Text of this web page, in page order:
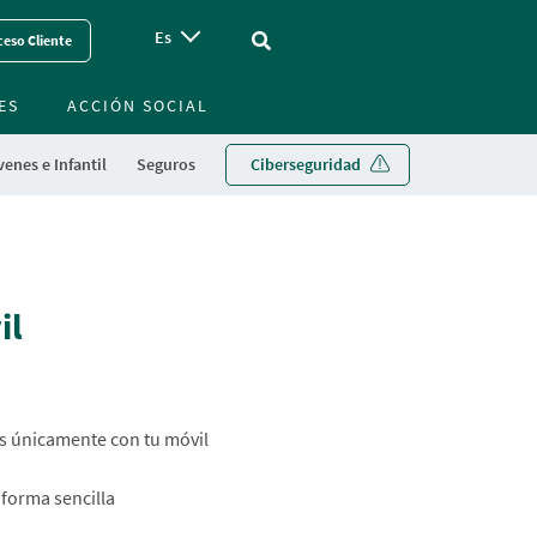
Cliente Es Vinculo - Buscar en la web
e Infantil Seguros Ciberseguridad
ACCIÓN SOCIAL
únicamente con tu móvil
sencilla